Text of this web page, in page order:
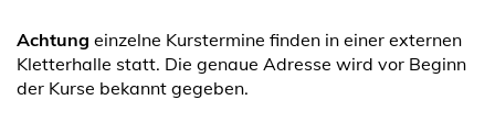
Achtung einzelne Kurstermine finden in einer externen
Kletterhalle statt. Die genaue Adresse wird vor Beginn
der Kurse bekannt gegeben.